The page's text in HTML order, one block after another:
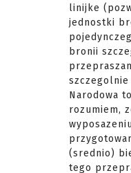
linijke
jednostki
bronii
szczegolnie
Narodowa
rozumiem,
(srednio)
tego